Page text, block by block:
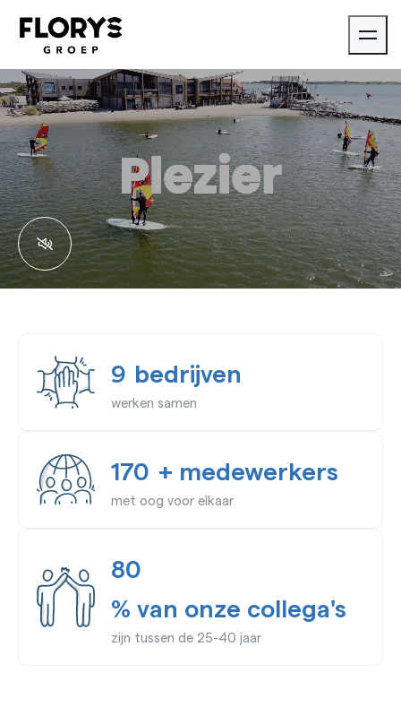
9 bedrijven
werken samen
170 + medewerkers
met oog voor elkaar
80
% van onze collega's
zijn tussen de 25-40 jaar